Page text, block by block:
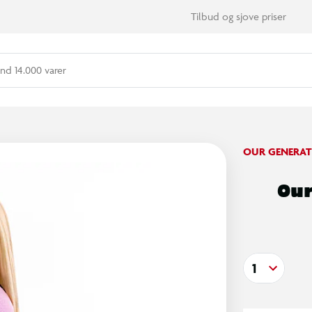
Tilbud og sjove priser
14.000 varer
OUR
1